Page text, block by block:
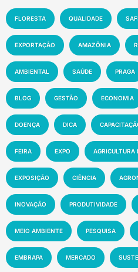
FLORESTA QUALIDADE
EXPORTAÇÃO AMAZÔNIA
AMBIENTAL SAÚDE PRAGA
BLOG GESTÃO ECONOMIA
DOENÇA DICA
FEIRA EXPO AGRICULTURA
EXPOSIÇÃO CIÊNCIA
INOVAÇÃO PRODUTIVIDADE
MEIO AMBIENTE PESQUISA
EMBRAPA MERCADO